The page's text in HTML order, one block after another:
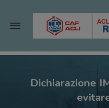
Dichiarazione